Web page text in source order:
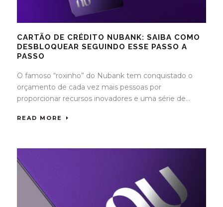
CARTÃO DE CRÉDITO NUBANK: SAIBA COMO
DESBLOQUEAR SEGUINDO ESSE PASSO A
PASSO
O famoso “roxinho” do Nubank tem conquistado o
orçamento de cada vez mais pessoas por
proporcionar recursos inovadores e uma série de...
READ MORE